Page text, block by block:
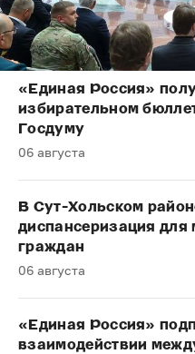
«Единая Россия»
избирательном
Госдуму
06 августа
В Сут-Хольском
диспансеризация
граждан
06 августа
«Единая Россия»
взаимодействии